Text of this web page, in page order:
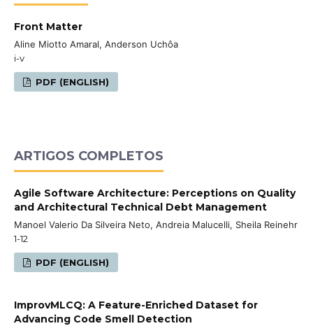
Front Matter
Aline Miotto Amaral, Anderson Uchôa
i-v
PDF (ENGLISH)
ARTIGOS COMPLETOS
Agile Software Architecture: Perceptions on Quality
and Architectural Technical Debt Management
Manoel Valerio Da Silveira Neto, Andreia Malucelli, Sheila Reinehr
1-12
PDF (ENGLISH)
ImprovMLCQ: A Feature-Enriched Dataset for
Advancing Code Smell Detection